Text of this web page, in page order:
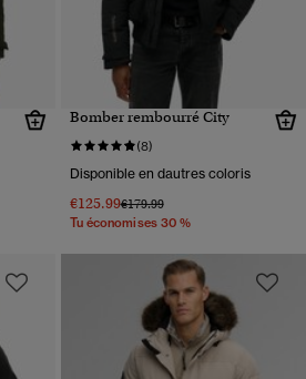
Bomber rembourré City
(8)
Disponible en dautres coloris
€125.99Prix réduit de
€179.99à
Tu économises 30 %